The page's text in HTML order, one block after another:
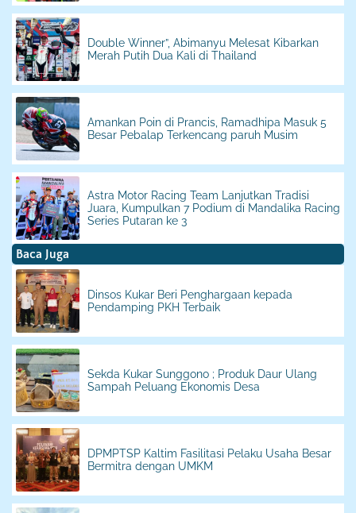
Double Winner”, Abimanyu Melesat Kibarkan
Merah Putih Dua Kali di Thailand
Amankan Poin di Prancis, Ramadhipa Masuk 5
Besar Pebalap Terkencang paruh Musim
Astra Motor Racing Team Lanjutkan Tradisi
Juara, Kumpulkan 7 Podium di Mandalika Racing
Series Putaran ke 3
Baca Juga
Dinsos Kukar Beri Penghargaan kepada
Pendamping PKH Terbaik
Sekda Kukar Sunggono ; Produk Daur Ulang
Sampah Peluang Ekonomis Desa
DPMPTSP Kaltim Fasilitasi Pelaku Usaha Besar
Bermitra dengan UMKM